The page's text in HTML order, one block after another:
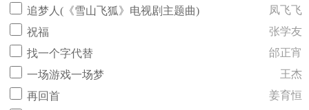
追梦人(《雪山飞狐》电视剧主题曲)
凤飞飞
祝福
张学友
找一个字代替
邰正宵
一场游戏一场梦
王杰
再回首
姜育恒